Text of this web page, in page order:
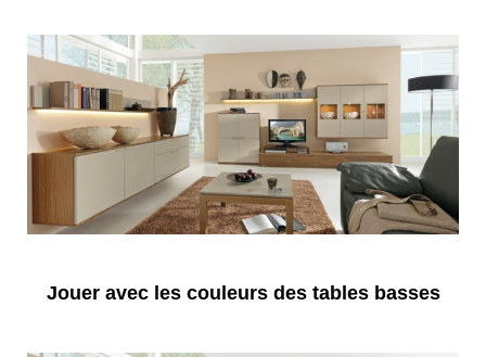
Jouer avec les couleurs des tables basses